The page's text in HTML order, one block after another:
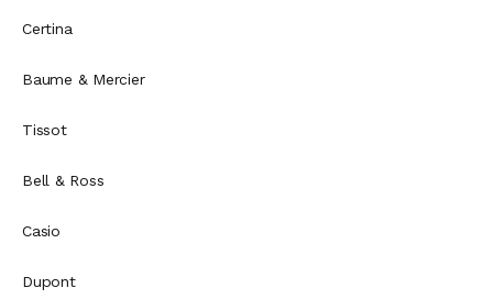
Certina
Baume & Mercier
Tissot
Bell & Ross
Casio
Dupont